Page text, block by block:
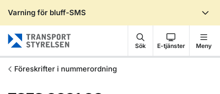
Varning för bluff-SMS
Sök E-tjänster Meny
Föreskrifter i nummerordning